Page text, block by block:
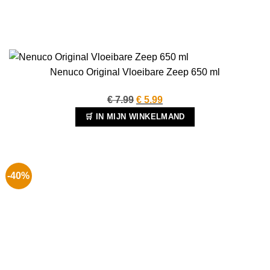
Nenuco Original Vloeibare Zeep 650 ml
€7.99 Oorspronkelijke
prijs
was:
€ 5.99Huidige
prijs
is:
🛒 IN MIJN WINKELMAND
-40%